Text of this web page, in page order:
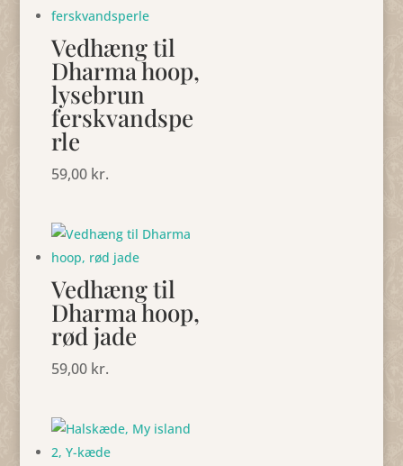
Vedhæng til
Dharma hoop,
lysebrun
ferskvandspe
rle
59,00 kr.
Vedhæng til
Dharma hoop,
rød jade
59,00 kr.